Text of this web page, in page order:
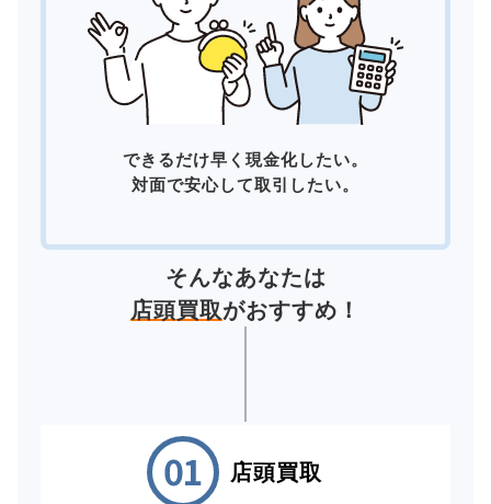
できるだけ早く現金化したい。
対面で安心して取引したい。
そんなあなたは
店頭買取がおすすめ！
店頭買取